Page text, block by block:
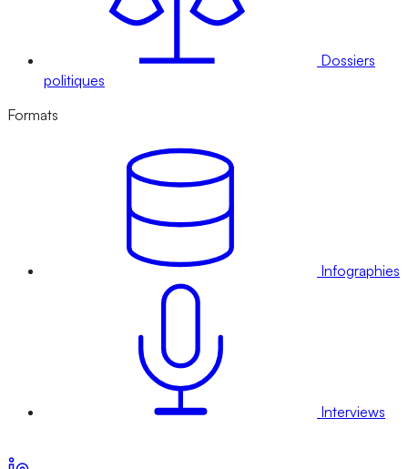
Dossiers
politiques
Formats
Infographies
Interviews